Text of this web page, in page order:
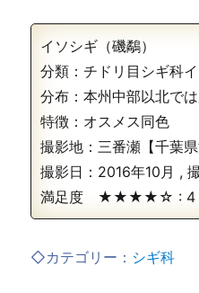
イソシギ（磯鷸）
分類：チドリ目シギ科
分布：本州中部以北で
特徴：オスメス同色
撮影地：三番瀬【千葉県
撮影日： 2016年10月 ,
満足度 ★★★★☆ : 4
◇カテゴリー： シギ科